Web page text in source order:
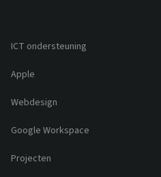
ICT ondersteuning
Apple
Webdesign
Google Workspace
Projecten